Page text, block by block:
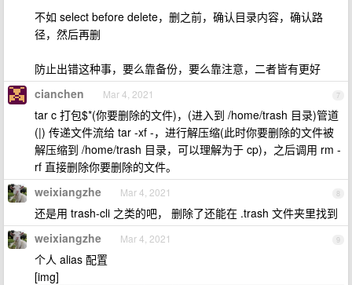
不如 select before delete，删之前，确认目录内容，确认路
径，然后再删
防止出错这种事，要么靠备份，要么靠注意，二者皆有更好
7
cianchen Mar 4, 2021
tar c 打包$*(你要删除的文件)，(进入到 /home/trash 目录)管道
(|) 传递文件流给 tar -xf -，进行解压缩(此时你要删除的文件被
解压缩到 /home/trash 目录，可以理解为于 cp)，之后调用 rm -
rf 直接删除你要删除的文件。
8
weixiangzhe Mar 4, 2021
还是用 trash-cli 之类的吧， 删除了还能在 .trash 文件夹里找到
9
weixiangzhe Mar 4, 2021
个人 alias 配置
[img]